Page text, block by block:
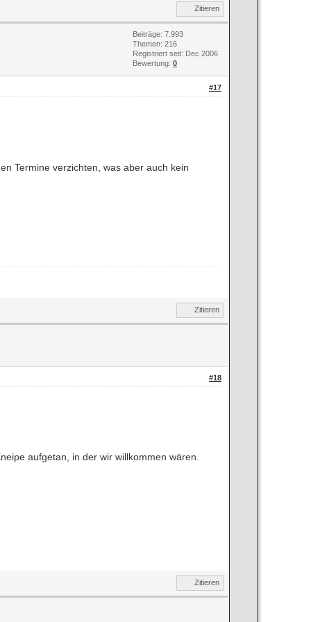
Zitieren
Beiträge: 7.993
Themen: 216
Registriert seit: Dec 2006
Bewertung: 0
#17
Termine verzichten, was aber auch kein
Zitieren
#18
aufgetan, in der wir willkommen wären.
Zitieren